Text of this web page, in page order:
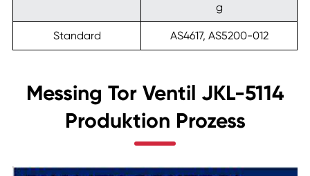
g
Standard AS4617, AS5200-012
Messing Tor Ventil JKL-5114
Produktion Prozess